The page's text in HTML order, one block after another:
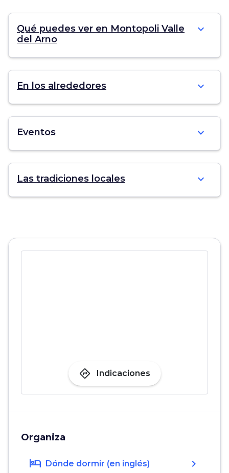
Qué puedes ver en Montopoli Valle
del Arno
expand_more
En los alrededores expand_more
Eventos expand_more
Las tradiciones locales expand_more
directions Indicaciones
Organiza
hotel Dónde dormir (en inglés) chevron_right